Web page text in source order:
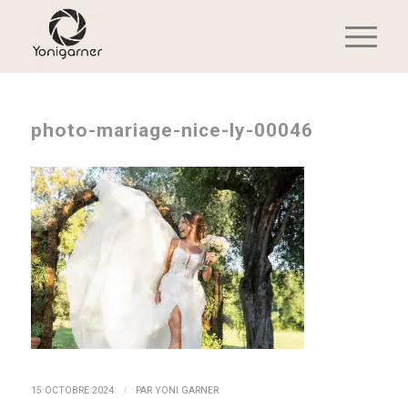
photo-mariage-nice-ly-00046
15 OCTOBRE 2024 / PAR YONI GARNER